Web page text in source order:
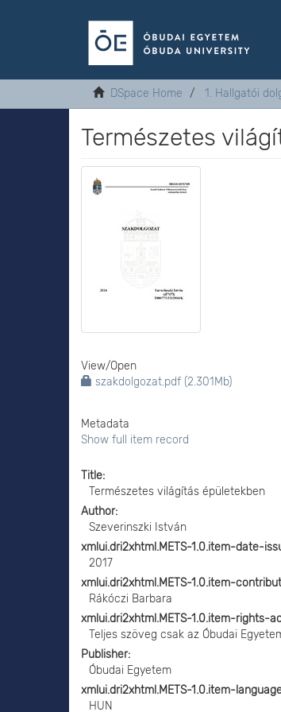
DSpace Home 1. Hallgatói
Természetes
View/Open
szakdolgozat.pdf (2.301Mb)
Metadata
Show full item record
Title
Természetes világítás épületekben
Author
Szeverinszki István
xmlui.dri2xhtml.METS-1.0.item-date-
2017
xmlui.dri2xhtml.METS-1.0.item-
Rákóczi Barbara
xmlui.dri2xhtml.METS-1.0.item-rights-
Teljes szöveg csak az Óbudai
Publisher
Óbudai Egyetem
xmlui.dri2xhtml.METS-1.0.item-
HUN